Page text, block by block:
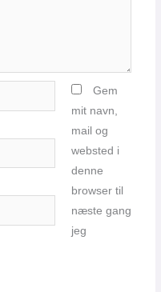
Gem
mit navn,
mail og
websted i
denne
browser til
næste gang
jeg